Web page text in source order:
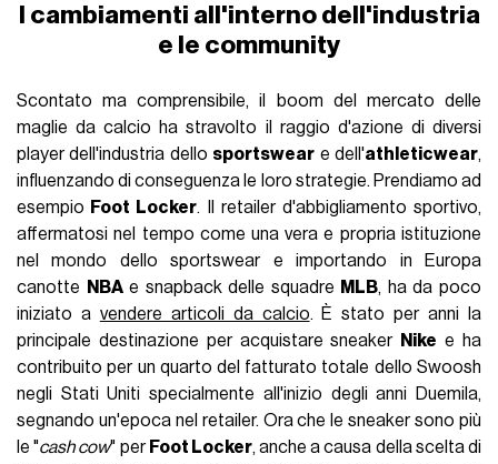
I cambiamenti all'interno dell'industria
e le community
Scontato ma comprensibile, il boom del mercato delle
maglie da calcio ha stravolto il raggio d'azione di diversi
player dell'industria dello sportswear e dell'athleticwear,
influenzando di conseguenza le loro strategie. Prendiamo ad
esempio Foot Locker. Il retailer d'abbigliamento sportivo,
affermatosi nel tempo come una vera e propria istituzione
nel mondo dello sportswear e importando in Europa
canotte
NBAe snapback delle squadre MLB, ha da poco
iniziato a vendere articoli da calcio. È stato per anni la
principale destinazione per acquistare sneaker Nike e ha
contribuito per un quarto del fatturato totale dello Swoosh
negli Stati Uniti specialmente all'inizio degli anni Duemila,
segnando un'epoca nel retailer. Ora che le sneaker sono più
le "cash cow" per Foot Locker, anche a causa della scelta di